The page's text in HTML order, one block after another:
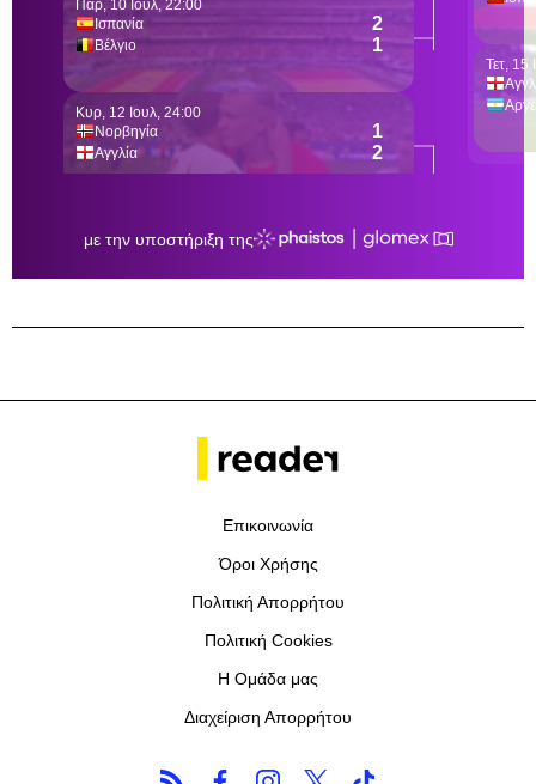
Επικοινωνία
Όροι Χρήσης
Πολιτική Απορρήτου
Πολιτική Cookies
Η Ομάδα μας
Διαχείριση Απορρήτου